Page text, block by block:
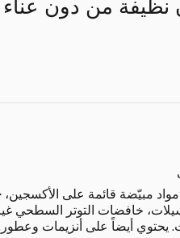
نظيفة من دون
خافضات التوتر السطحي غير
يحتوي أيضاً على أنزيمات